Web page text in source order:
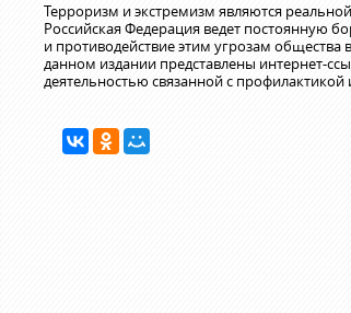
Терроризм и экстремизм являются
Российская Федерация ведет постоянную
и противодействие этим угрозам общества
данном издании представлены интернет-
деятельностью связанной с